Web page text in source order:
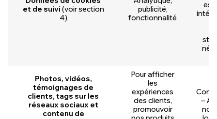
et de suivi (voir section
4)
publicité,
fonctionnalité
Photos, vidéos,
témoignages de
clients, tags sur les
réseaux sociaux et
contenu de
Pour afficher
les
expériences
des clients,
promouvoir
–